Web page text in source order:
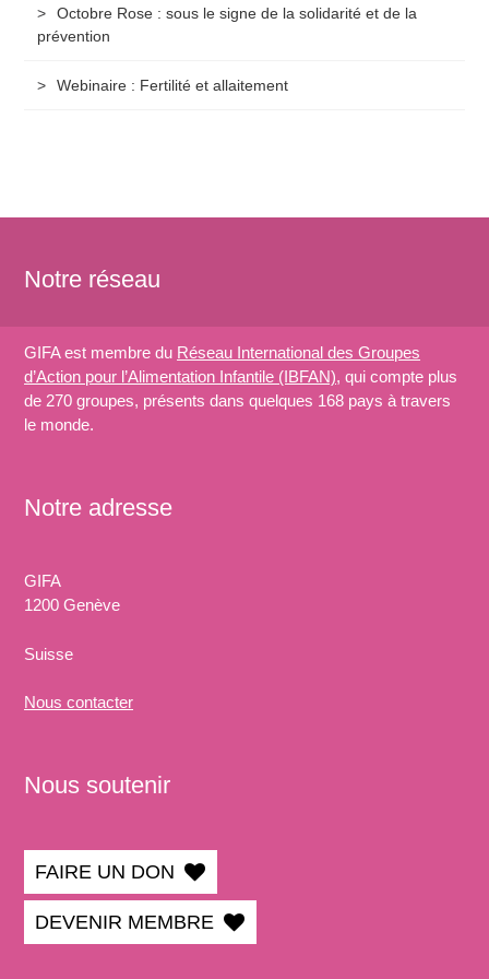
Octobre Rose : sous le signe de la solidarité et de la
prévention
Webinaire : Fertilité et allaitement
Notre réseau
GIFA est membre du Réseau International des Groupes
d’Action pour l’Alimentation Infantile (IBFAN), qui compte plus
de 270 groupes, présents dans quelques 168 pays à travers
le monde.
Notre adresse
GIFA
1200 Genève
Suisse
Nous contacter
Nous soutenir
FAIRE UN DON
DEVENIR MEMBRE